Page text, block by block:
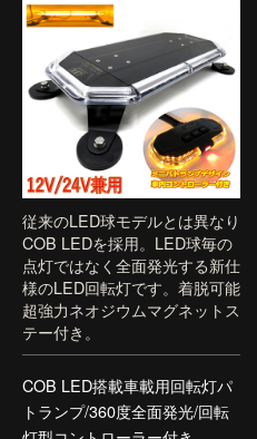
従来のLED球モデルとは異なり
COB LEDを採用。LED球毎の
点灯ではなく全面発光する新仕
様のLED回転灯です。着脱可能
超強力ネオジウムマグネットス
テー付き。
COB LED搭載車載用回転灯パ
トランプ/360度全面発光/回転